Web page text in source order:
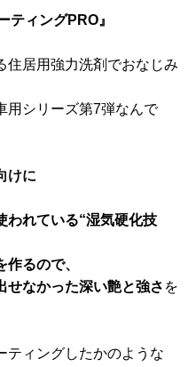
ティングPRO』
住居用強力洗剤でおなじみ
用シリーズ第7弾なんで
けに
われている“湿気硬化技
るので、
せなかった深い艶と強さ を
ティングしたかのような